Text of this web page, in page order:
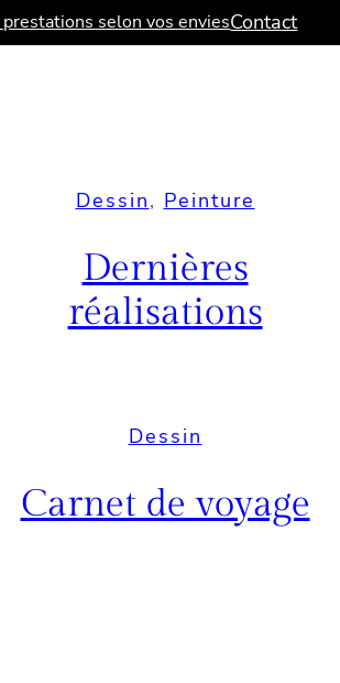
selon vos enviesContact
Dessin, Peinture
Dernières
réalisations
Dessin
Carnet de voyage